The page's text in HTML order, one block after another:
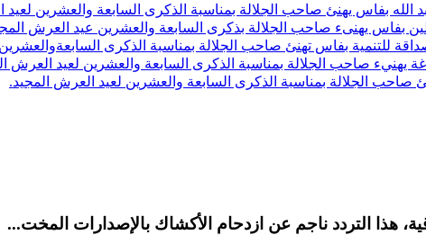
بفاس يهنئ صاحب الجلالة بمناسبة الذكرى السابعة والعشرين لعيد
بفاس يهنىء صاحب الجلالة بذكرى السابعة والعشرين عيد العرش
للتنمية بفاس تهنئ صاحب الجلالة بمناسبة الذكرى
صاحب الجلالة بمناسبة الذكرى السابعة والعشرين لعيد العرش
الجلالة بمناسبة الذكرى السابعة والعشرين لعيد العرش المجيد.
هذا التردد ناجم عن ازدحام الأكشاك بالإصدارات المخت...